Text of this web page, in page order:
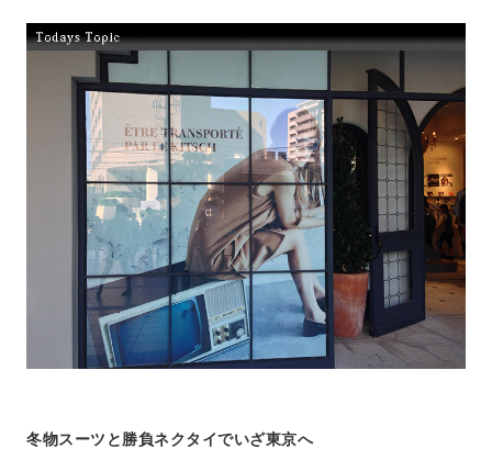
冬物スーツと勝負ネクタイでいざ東京へ